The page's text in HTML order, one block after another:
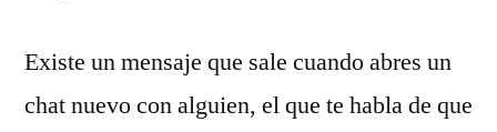
Existe un mensaje que sale cuando abres un
chat nuevo con alguien, el que te habla de que